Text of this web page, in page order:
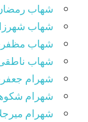
شهاب
شهاب
شهاب
شهاب
شهرام
شهرام
شهرام